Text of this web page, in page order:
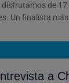
disfrutamos de
Un finalista más
a